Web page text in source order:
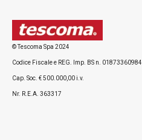
© Tescoma Spa 2024
Codice Fiscale e REG. Imp. BS n. 01873360984
Cap. Soc. € 500.000,00 i.v.
Nr. R.E.A. 363317